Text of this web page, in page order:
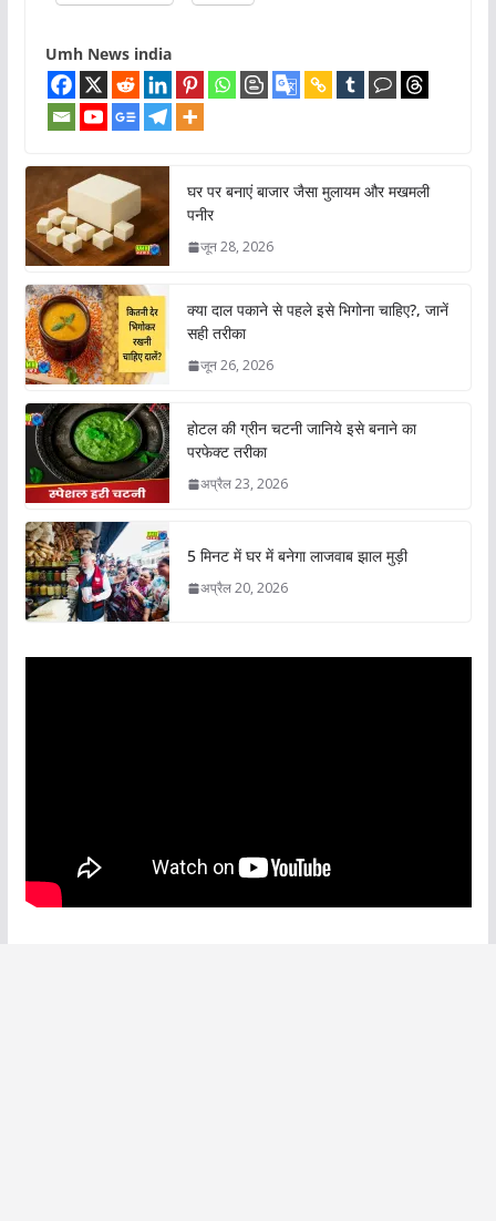
Umh News india
घर पर बनाएं बाजार जैसा मुलायम और मखमली
पनीर
जून 28, 2026
क्या दाल पकाने से पहले इसे भिगोना चाहिए?, जानें
सही तरीका
जून 26, 2026
होटल की ग्रीन चटनी जानिये इसे बनाने का
परफेक्ट तरीका
अप्रैल 23, 2026
5 मिनट में घर में बनेगा लाजवाब झाल मुड़ी
अप्रैल 20, 2026